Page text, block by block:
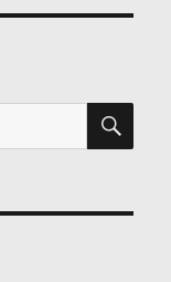
検